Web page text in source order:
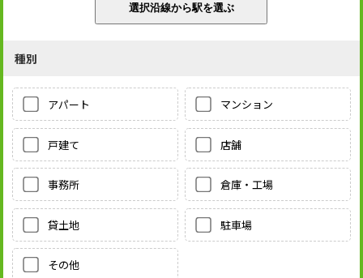
種別
アパート マンション
戸建て 店舗
事務所 倉庫・工場
貸土地 駐車場
その他